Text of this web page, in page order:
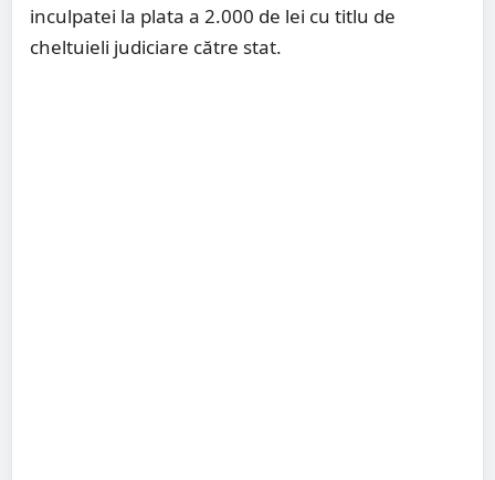
inculpatei la plata a 2.000 de lei cu titlu de
cheltuieli judiciare către stat.